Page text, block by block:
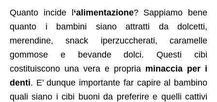
Quanto incide l‘alimentazione? Sappiamo bene
quanto i bambini siano attratti da dolcetti,
merendine, snack iperzuccherati, caramelle
gommose e bevande dolci. Questi cibi
costituiscono una vera e propria minaccia per i
denti. E’ dunque importante far capire al bambino
quali siano i cibi buoni da preferire e quelli cattivi